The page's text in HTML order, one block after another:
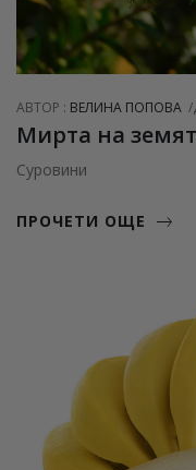
АВТОР : ВЕЛИНА ПОПОВА
Мирта на
Суровини
ПРОЧЕТИ ОЩЕ